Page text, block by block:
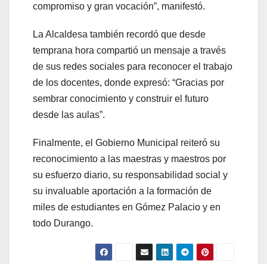
compromiso y gran vocación”, manifestó.
La Alcaldesa también recordó que desde
temprana hora compartió un mensaje a través
de sus redes sociales para reconocer el trabajo
de los docentes, donde expresó: “Gracias por
sembrar conocimiento y construir el futuro
desde las aulas”.
Finalmente, el Gobierno Municipal reiteró su
reconocimiento a las maestras y maestros por
su esfuerzo diario, su responsabilidad social y
su invaluable aportación a la formación de
miles de estudiantes en Gómez Palacio y en
todo Durango.